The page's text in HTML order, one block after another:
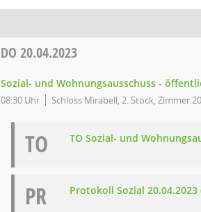
DO 20.04.2023
Sozial- und Wohnungsausschuss -
08:30 Uhr Schloss Mirabell, 2. Stock, Zimmer
TO TO Sozial- und
PR Protokoll Sozial 20.04.2023